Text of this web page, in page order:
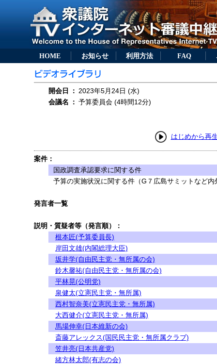
HOME お知らせ 利用方法 FAQ
開会日 ： 2023年5月24日 (水)
会議名
： 予算委員会 (4時間12分)
はじめから再
案件：
国政調査承認要求に関する件
予算の実施状況に関する件（G７広島サミットなど内
発言者一覧
説明・質疑者等（発言順）：
根本匠(予算委員長)
岸田文雄(内閣総理大臣)
坂井学(自由民主党・無所属の会)
鈴木馨祐(自由民主党・無所属の会)
平林晃(公明党)
泉健太(立憲民主党・無所属)
西村智奈美(立憲民主党・無所属)
大西健介(立憲民主党・無所属)
馬場伸幸(日本維新の会)
斎藤アレックス(国民民主党・無所属クラブ)
笠井亮(日本共産党)
緒方林太郎(有志の会)